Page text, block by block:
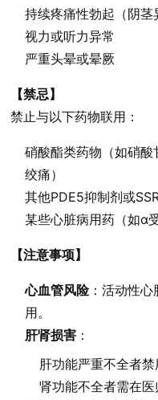
持续疼痛性勃起（阴茎
视力或听力异常
严重头晕或晕厥
【禁忌】
禁止与以下药物联用：
硝酸酯类药物（如硝
绞痛）
其他PDE5抑制剂或
某些心脏病用药（如α
【注意事项】
心血管风险：活动性心
用。
肝肾损害 ：
肝功能严重不全者禁
肾功能不全者需在医